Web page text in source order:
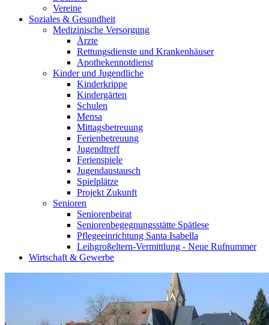
Vereine
Soziales & Gesundheit
Medizinische Versorgung
Ärzte
Rettungsdienste und Krankenhäuser
Apothekennotdienst
Kinder und Jugendliche
Kinderkrippe
Kindergärten
Schulen
Mensa
Mittagsbetreuung
Ferienbetreuung
Jugendtreff
Ferienspiele
Jugendaustausch
Spielplätze
Projekt Zukunft
Senioren
Seniorenbeirat
Seniorenbegegnungsstätte Spätlese
Pflegeeinrichtung Santa Isabella
Leihgroßeltern-Vermittlung - Neue Rufnummer
Wirtschaft & Gewerbe